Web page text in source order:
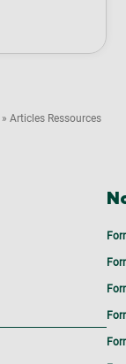
» Articles Ressources